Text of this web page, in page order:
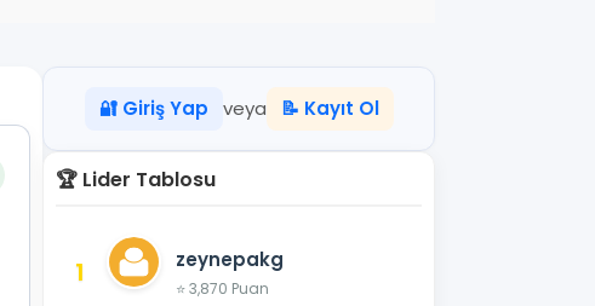
🔐 Giriş Yap veya 📝 Kayıt Ol
🏆 Lider Tablosu
1 zeynepakg
⭐ 3,870 Puan